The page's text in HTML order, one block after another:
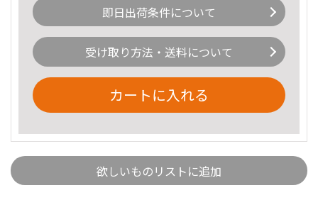
即日出荷条件について
受け取り方法・送料について
カートに入れる
欲しいものリストに追加